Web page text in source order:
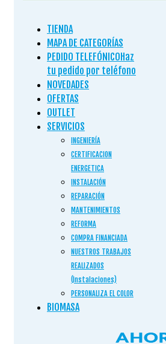
TIENDA
MAPA DE CATEGORÍAS
PEDIDO TELEFÓNICO Haz
tu pedido por teléfono
NOVEDADES
OFERTAS
OUTLET
SERVICIOS
INGENIERÍA
CERTIFICACION
ENERGETICA
INSTALACIÓN
REPARACIÓN
MANTENIMIENTOS
REFORMA
COMPRA FINANCIADA
NUESTROS TRABAJOS
REALIZADOS
(Instalaciones)
PERSONALIZA EL COLOR
BIOMASA